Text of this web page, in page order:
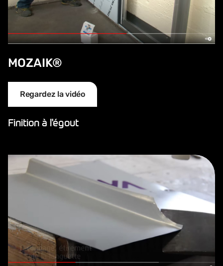
MOZAIK®
Regardez la vidéo
Finition à l'égout
Finition à l'égout : la languette étirée